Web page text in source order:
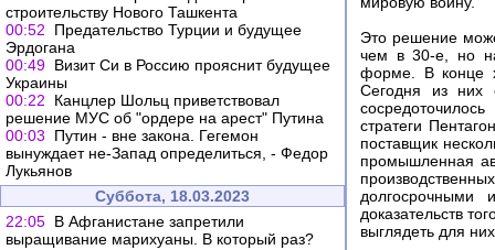
строительству Нового Ташкента
00:52
Предательство Турции и будущее
Эрдогана
00:49 Визит Си в Россию прояснит будущее
Украины
00:22
Канцлер Шольц приветствовал
решение МУС об "ордере на арест" Путина
00:03
Путин - вне закона. Гегемон
вынуждает не-Запад определиться, - Федор
Лукьянов
Суббота, 18.03.2023
22:05 В Афганистане запретили
выращивание марихуаны. В который раз?
Это решение
чем в 30-е, но
форме. В конце
Сегодня из них
стратеги
поставщик
промышленная
долгосрочными
доказательств
выглядеть для